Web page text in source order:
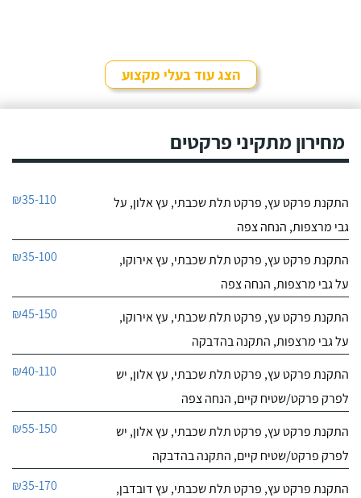
הצג עוד בעלי מקצוע
מחירון מתקיני פרקטים
התקנת פרקט עץ, פרקט תלת שכבתי, עץ אלון, על
גבי מרצפות, הנחה צפה
₪35-110
התקנת פרקט עץ, פרקט תלת שכבתי, עץ אירוקו,
על גבי מרצפות, הנחה צפה
₪35-100
התקנת פרקט עץ, פרקט תלת שכבתי, עץ אירוקו,
על גבי מרצפות, התקנה בהדבקה
₪45-150
התקנת פרקט עץ, פרקט תלת שכבתי, עץ אלון, יש
לפרק פרקט/שטיח קיים, הנחה צפה
₪40-110
התקנת פרקט עץ, פרקט תלת שכבתי, עץ אלון, יש
לפרק פרקט/שטיח קיים, התקנה בהדבקה
₪55-150
התקנת פרקט עץ, פרקט תלת שכבתי, עץ דובדבן,
₪35-170